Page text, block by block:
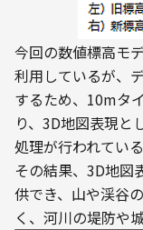
今回の数値標高モ
利用しているが、
するため、10mタ
り、3D地図表現と
処理が行われている
その結果、3D地図
供でき、山や渓谷
く、河川の堤防や